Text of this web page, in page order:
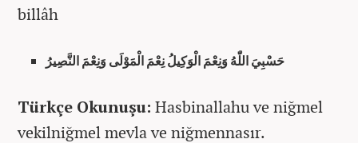
billâh
حَسْبِيَ اللّٰهُ وَنِعْمَ الْوَكِيلُ نِعْمَ الْمَوْلَى وَنِعْمَ النَّصِيرُ
Türkçe Okunuşu: Hasbinallahu ve niğmel
vekilniğmel mevla ve niğmennasır.